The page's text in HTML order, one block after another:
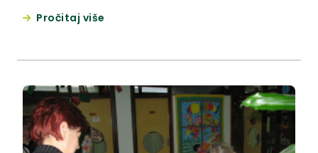
Bistričke u Mariji Bistrici.
Pročitaj više